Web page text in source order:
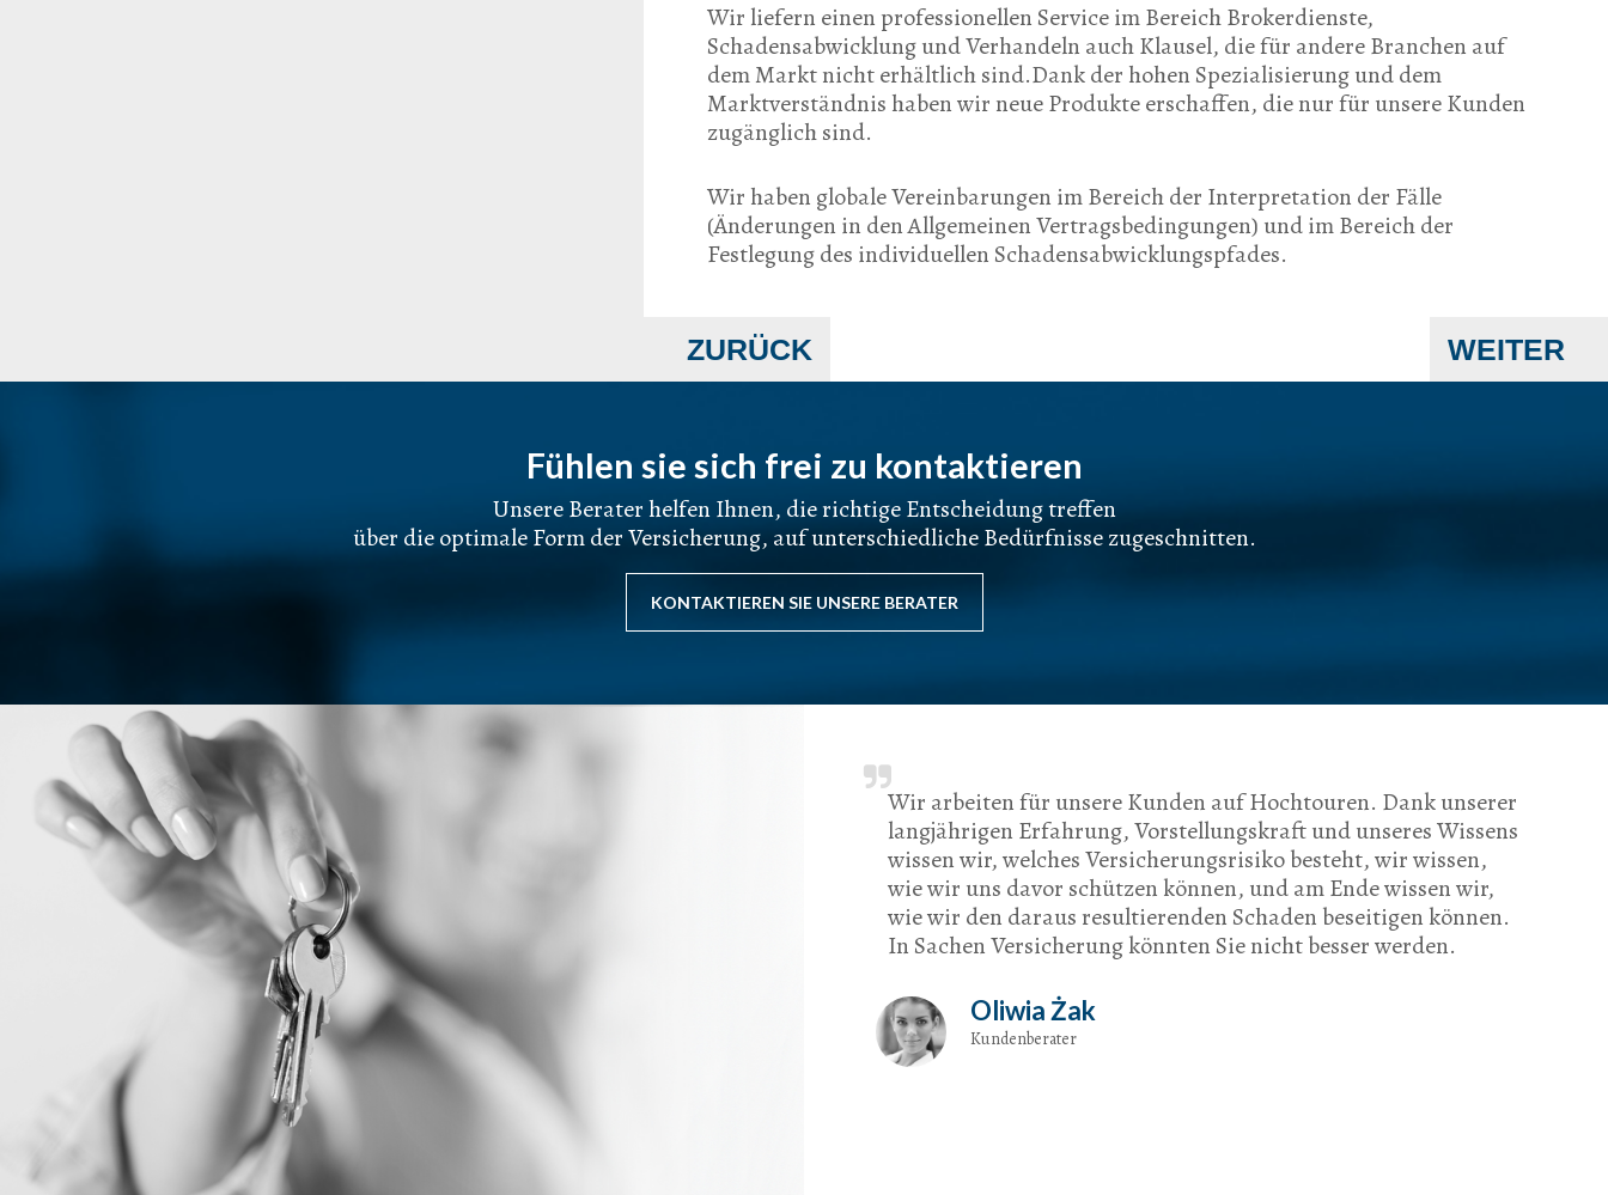
Wir liefern einen professionellen Service im Bereich Brokerdienste,
Schadensabwicklung und Verhandeln auch Klausel, die für andere Branchen auf
dem Markt nicht erhältlich sind.Dank der hohen Spezialisierung und dem
Marktverständnis haben wir neue Produkte erschaffen, die nur für unsere Kunden
zugänglich sind.
Wir haben globale Vereinbarungen im Bereich der Interpretation der Fälle
(Änderungen in den Allgemeinen Vertragsbedingungen) und im Bereich der
Festlegung des individuellen Schadensabwicklungspfades.
ZURÜCK WEITER
Fühlen sie sich frei zu kontaktieren
Unsere Berater helfen Ihnen, die richtige Entscheidung treffen
über die optimale Form der Versicherung, auf unterschiedliche Bedürfnisse zugeschnitten.
KONTAKTIEREN SIE UNSERE BERATER
Wir arbeiten für unsere Kunden auf Hochtouren. Dank unserer
langjährigen Erfahrung, Vorstellungskraft und unseres Wissens
wissen wir, welches Versicherungsrisiko besteht, wir wissen,
wie wir uns davor schützen können, und am Ende wissen wir,
wie wir den daraus resultierenden Schaden beseitigen können.
In Sachen Versicherung könnten Sie nicht besser werden.
Oliwia Żak
Kundenberater